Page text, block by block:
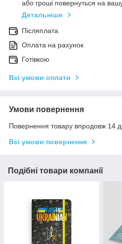
або гроші повернуться на
Детальніше
Післяплата
Оплата на рахунок
Готівкою
Всі умови оплати
Умови повернення
Повернення товару впродовж 14
Всі умови повернення
Подібні товари компанії